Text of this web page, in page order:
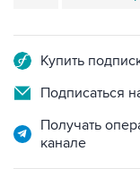
Купить
Подписаться
Получать
канале